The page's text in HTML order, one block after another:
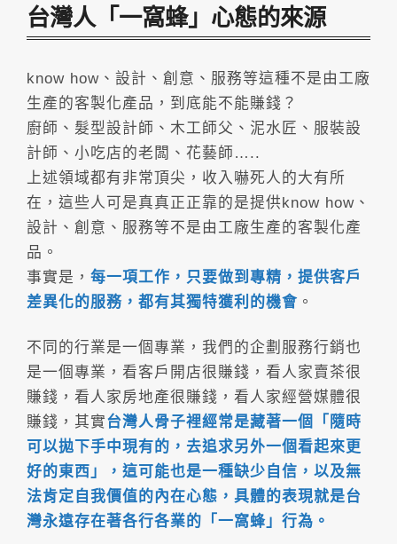
台灣人「一窩蜂」心態的來源
know how、設計、創意、服務等這種不是由工廠
生產的客製化產品，到底能不能賺錢？
廚師、髮型設計師、木工師父、泥水匠、服裝設
計師、小吃店的老闆、花藝師…..
上述領域都有非常頂尖，收入嚇死人的大有所
在，這些人可是真真正正靠的是提供know how、
設計、創意、服務等不是由工廠生產的客製化產
品。
事實是， 每一項工作，只要做到專精，提供客戶
差異化的服務，都有其獨特獲利的機會 。
不同的行業是一個專業，我們的企劃服務行銷也
是一個專業，看客戶開店很賺錢，看人家賣茶很
賺錢，看人家房地產很賺錢，看人家經營媒體很
賺錢，其實台灣人骨子裡經常是藏著一個「隨時
可以拋下手中現有的，去追求另外一個看起來更
好的東西」，這可能也是一種缺少自信，以及無
法肯定自我價值的內在心態，具體的表現就是台
灣永遠存在著各行各業的「一窩蜂」行為。